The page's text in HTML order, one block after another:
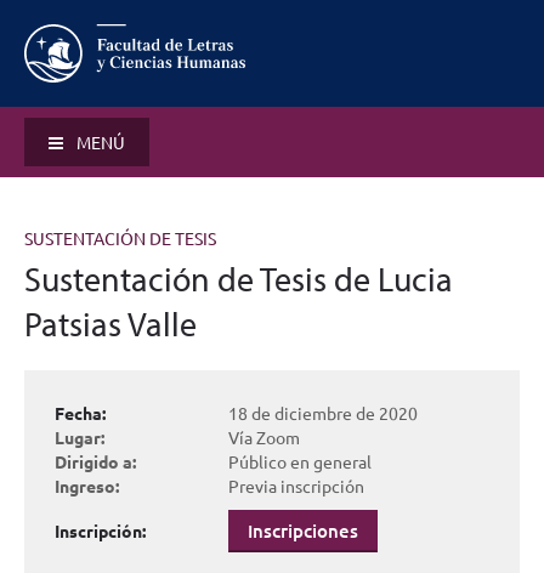
MENÚ
SUSTENTACIÓN DE TESIS
Sustentación de Tesis de Lucia
Patsias Valle
Fecha:
18 de diciembre de 2020
Lugar:
Vía Zoom
Dirigido a:
Público en general
Ingreso:
Previa inscripción
Inscripción: Inscripciones